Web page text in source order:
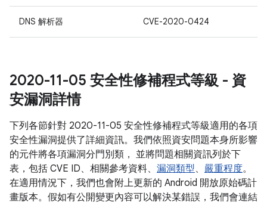
DNS 解析器 CVE-2020-0424
2020-11-05 安全性修補程式等級 - 資
安漏洞詳情
下列各節針對 2020-11-05 安全性修補程式等級適用的各項
安全性漏洞提供了詳細資訊。我們依照資安問題本身所影響
的元件將各項漏洞分門別類， 並將問題相關資訊列於下
表，包括 CVE ID、相關參考資料、 漏洞類型、 嚴重程度。
在適用情況下，我們也會附上更新的 Android 開放原始碼計
畫版本。假如有公開變更內容可以解決某錯誤，我們會連結